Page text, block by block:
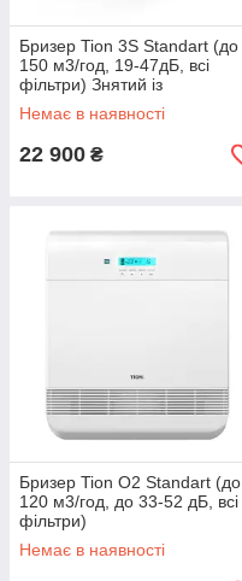
Бризер Tion 3S Standart (до
150 м3/год, 19-47дБ, всі
фільтри) Знятий із
виробництва
Немає в наявності
22 900 ₴
Бризер Tion O2 Standart (до
120 м3/год, до 33-52 дБ, всі
фільтри)
Немає в наявності